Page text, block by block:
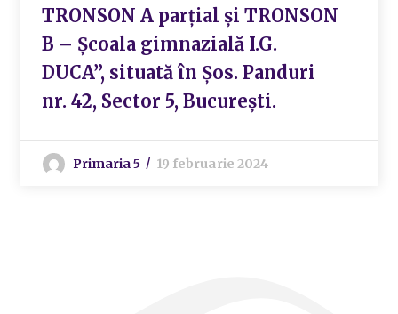
TRONSON A parțial și TRONSON
B – Școala gimnazială I.G.
DUCA”, situată în Șos. Panduri
nr. 42, Sector 5, București.
Primaria 5 19 februarie 2024